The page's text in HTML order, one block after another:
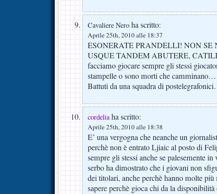
Cavaliere Nero ha scritto:
Aprile 25th, 2010 alle 18:37
ESONERATE PRANDELLI! NON SE
USQUE TANDEM ABUTERE,
facciamo giocare sempre gli stessi
stampelle o sono morti che camminano…
Battuti da una squadra di
cordeliaha scritto:
Aprile 25th, 2010 alle 18:38
E’ una vergogna che neanche un
perchè non è entrato Ljiaic al posto di
sempre gli stessi anche se palesemente
serbo ha dimostrato che i giovani non
dei titolari, anche perchè hanno molte
sapere perchè gioca chi da la